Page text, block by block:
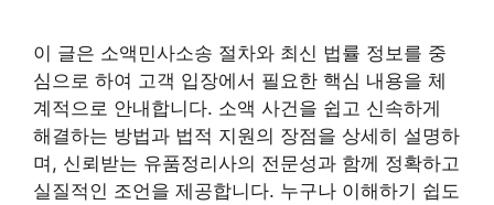
이 글은 소액민사소송 절차와 최신 법률 정보를 중
심으로 하여 고객 입장에서 필요한 핵심 내용을 체
계적으로 안내합니다. 소액 사건을 쉽고 신속하게
해결하는 방법과 법적 지원의 장점을 상세히 설명하
며, 신뢰받는 유품정리사의 전문성과 함께 정확하고
실질적인 조언을 제공합니다. 누구나 이해하기 쉽도